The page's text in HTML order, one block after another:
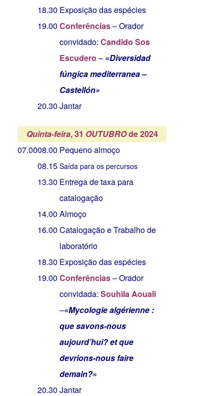
18.30 Exposição das espécies
19.00 Conferências– Orador
convidado: Candido Sos
Escudero – «Diversidad
fúngica mediterranea –
Castellón»
20.30 Jantar
Quinta-feira, 31 OUTUBROde 2024
07.0008.00 Pequeno almoço
08.15 Saída para os percursos
13.30 Entrega de taxa para
catalogação
14.00 Almoço
16.00 Catalogação e Trabalho de
laboratório
18.30 Exposição das espécies
19.00 Conferências– Orador
convidada: Souhila Aouali
–«Mycologie algérienne :
que savons-nous
aujourd’hui? et que
devrions-nous faire
demain?»
20.30 Jantar